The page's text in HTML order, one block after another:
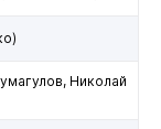
Николай